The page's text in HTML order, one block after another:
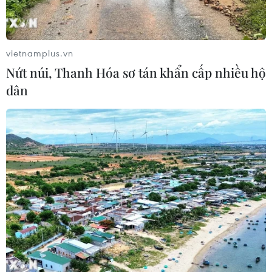
cho HDBank
05/08/2026 07:46
Tăng tốc giải ngân đầu tư công,
chấm dứt tâm lý trông chờ
05/08/2026 07:39
Hoàn thiện khuôn khổ pháp lý về
ngân hàng và phòng, chống rửa tiền
05/08/2026 03:43
Cà Mau gỡ “điểm nghẽn” mặt bằng,
xây dựng kịch bản giải ngân
05/08/2026 01:18
vietnamplus.vn
Nứt núi, Thanh Hóa sơ tán khẩn cấp nhiều hộ
dân